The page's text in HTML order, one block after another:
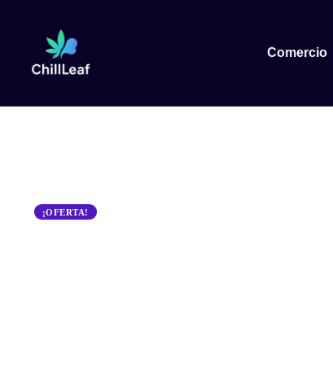
Comercio
¡OFERTA!